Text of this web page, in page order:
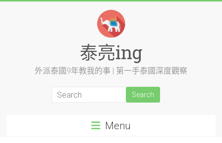
泰亮ing
外派泰國9年教我的事 | 第一手泰國深度觀察
Menu